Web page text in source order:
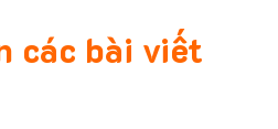
các bài viết